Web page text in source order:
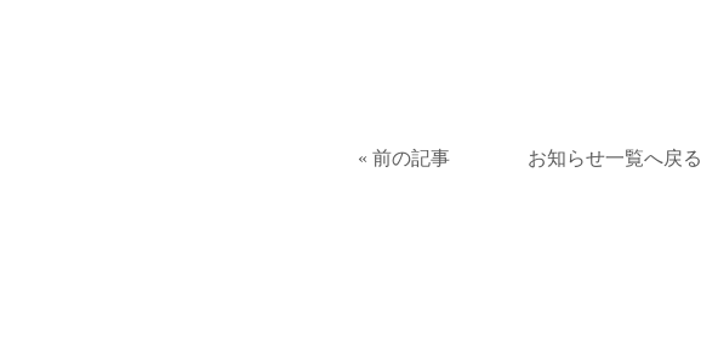
« 前の記事 お知らせ一覧へ戻る